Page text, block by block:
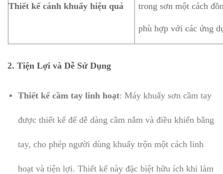
Thiết kế cánh khuấy hiệu quả trong sơn một cách
phù hợp với các ứng
2. Tiện Lợi và Dễ Sử Dụng
Thiết kế cầm tay linh hoạt: Máy khuấy sơn cầm tay
được thiết kế để dễ dàng cầm nắm và điều khiển bằng
tay, cho phép người dùng khuấy trộn một cách linh
hoạt và tiện lợi. Thiết kế này đặc biệt hữu ích khi làm